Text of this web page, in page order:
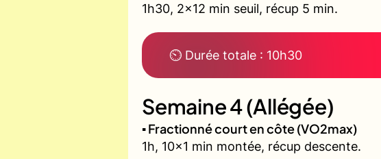
1h30, 2x12 min seuil, récup 5 min.
⏲ Durée totale : 10h30
Semaine 4 (Allégée)
▪️ Fractionné court en côte (VO2max)
1h, 10x1 min montée, récup descente.